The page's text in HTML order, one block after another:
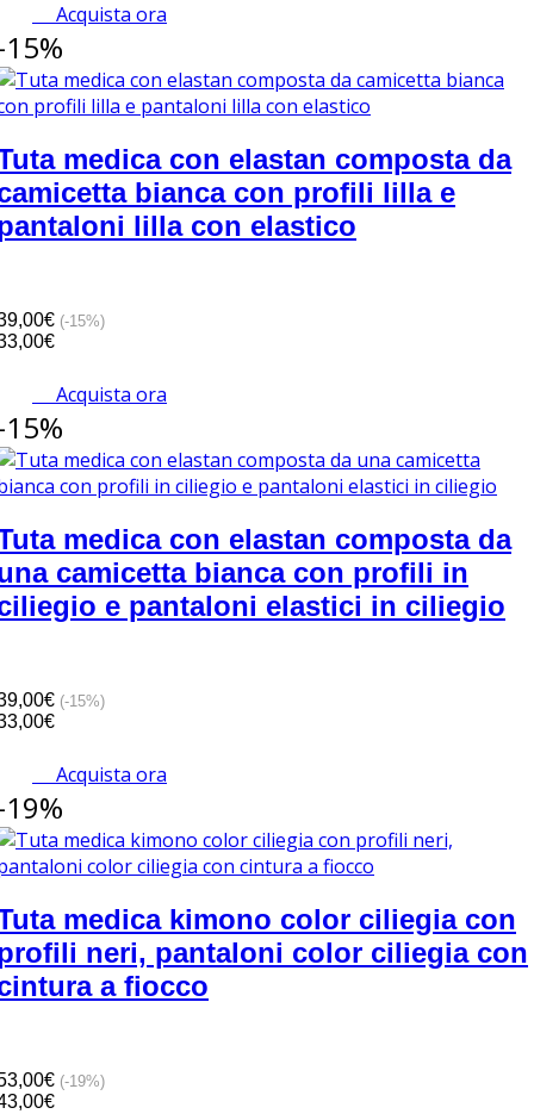
Acquista ora
medica con elastan composta da
bianca con profili lilla e
lilla con elastico
(-15%)
Acquista ora
medica con elastan composta da
camicetta bianca con profili in
e pantaloni elastici in ciliegio
(-15%)
Acquista ora
medica kimono color ciliegia con
neri, pantaloni color ciliegia con
a fiocco
(-19%)